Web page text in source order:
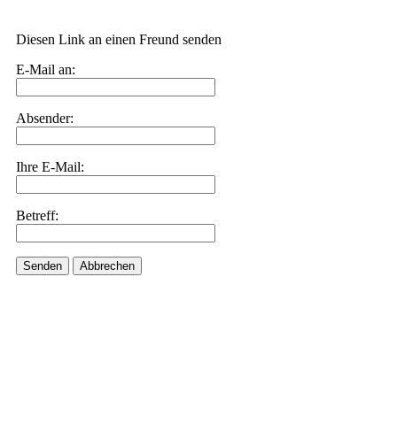
Diesen Link an einen Freund senden
E-Mail an:
Absender:
Ihre E-Mail:
Betreff:
Senden Abbrechen